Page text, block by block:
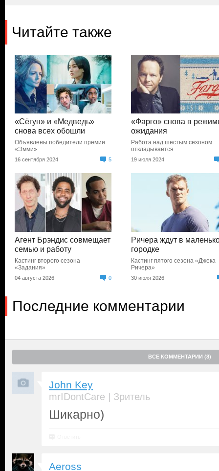
Читайте также
«Сёгун» и «Медведь»
снова всех обошли
Объявлены победители премии
«Эмми»
16 сентября 2024 5
«Фарго» снова в
ожидания
Работа над шестым сезоном
откладывается
19 июля 2024
Агент Брэндис совмещает
семью и работу
Кастинг второго сезона
«Задания»
04 августа 2026 0
Ричера ждут в
городке
Кастинг пятого сезона «Джека
Ричера»
30 июля 2026
Последние комментарии
ВСЕ КОММЕНТАРИИ (8)
John Key
mrIDontCare | Зритель
Шикарно)
Aeross